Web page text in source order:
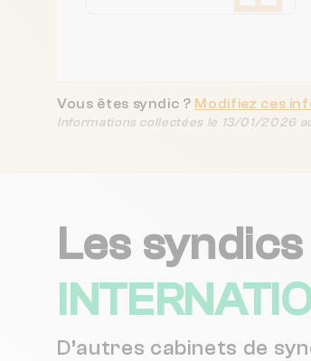
Vous êtes syndic ? Modifiez ces
Informations collectées le 13/01/2026
Les
D’autres cabinets de